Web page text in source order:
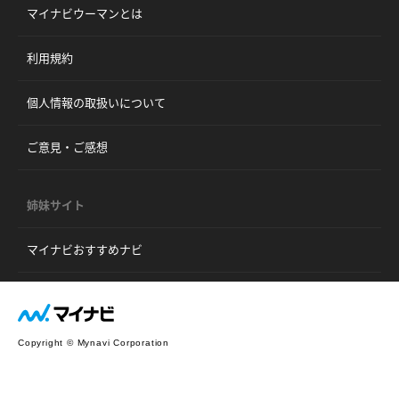
マイナビウーマンとは
利用規約
個人情報の取扱いについて
ご意見・ご感想
姉妹サイト
マイナビおすすめナビ
Copyright © Mynavi Corporation